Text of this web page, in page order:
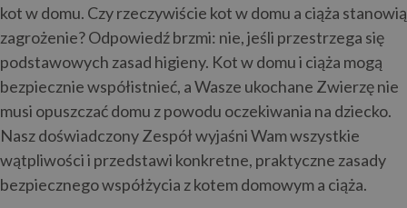
kot w domu. Czy rzeczywiście kot w domu a ciąża stanowią
zagrożenie? Odpowiedź brzmi: nie, jeśli przestrzega się
podstawowych zasad higieny. Kot w domu i ciąża mogą
bezpiecznie współistnieć, a Wasze ukochane Zwierzę nie
musi opuszczać domu z powodu oczekiwania na dziecko.
Nasz doświadczony Zespół wyjaśni Wam wszystkie
wątpliwości i przedstawi konkretne, praktyczne zasady
bezpiecznego współżycia z kotem domowym a ciąża.